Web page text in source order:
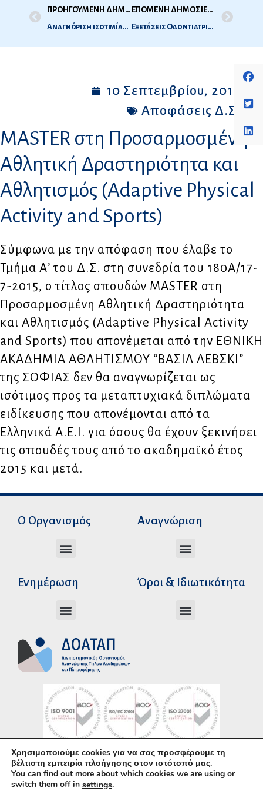
ΠΡΟΗΓΟΥΜΕΝΗ ΔΗΜΟΣΙΕΥΣΗ
Αναγνώριση ισοτιμίας μεταπτυχιακών τίτλων σπουδών της αλλοδαπής χορηγηθέντων κατόπιν κάλυψης μέρους του προγράμματος σπουδών με μεταφορά διδακτικών μονάδων από σπουδές σε άλλο Ίδρυμα
ΕΠΟΜΕΝΗ ΔΗΜΟΣΙΕΥΣΗ
Εξετάσεις Οδοντιατρικής 2015 – 2η Εξεταστική περίοδος, Σεπτέμβριος 2015 – Ώρες και Τόπος Εξέτασης
10 Σεπτεμβρίου, 2015
Αποφάσεις Δ.Σ.
MASTER στη Προσαρμοσμένη
Αθλητική Δραστηριότητα και
Αθλητισμός (Adaptive Physical
Activity and Sports)
Σύμφωνα με την απόφαση που έλαβε το
Τμήμα Α’ του Δ.Σ. στη συνεδρία του 180Α/17-
7-2015, ο τίτλος σπουδών MASTER στη
Προσαρμοσμένη Αθλητική Δραστηριότητα
και Αθλητισμός (Adaptive Physical Activity
and Sports) που απονέμεται από την ΕΘΝΙΚΗ
ΑΚΑΔΗΜΙΑ ΑΘΛΗΤΙΣΜΟΥ “ΒΑΣΙΛ ΛΕΒΣΚΙ”
της ΣΟΦΙΑΣ δεν θα αναγνωρίζεται ως
ισότιμος προς τα μεταπτυχιακά διπλώματα
ειδίκευσης που απονέμονται από τα
Ελληνικά Α.Ε.Ι. για όσους θα έχουν ξεκινήσει
τις σπουδές τους από το ακαδημαϊκό έτος
2015 και μετά.
Ο Οργανισμός Αναγνώριση
Ενημέρωση Όροι & Ιδιωτικότητα
Υλοποίηση με χρήση τουΑνοικτού Λογισμικού
WordPress• Άδεια χρήσης περιεχομένου:CC–
Χρησιμοποιούμε cookies για να σας προσφέρουμε τη
βέλτιστη εμπειρία πλοήγησης στον ιστότοπό μας.
You can find out more about which cookies we are using or
switch them off in settings.